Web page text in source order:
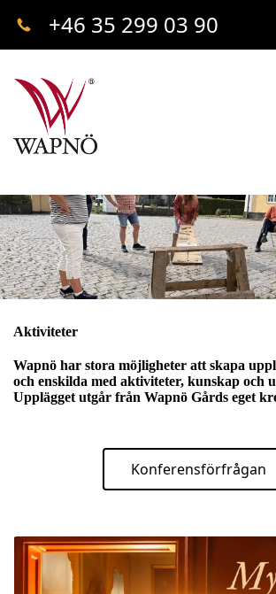
+46 35 299 03 90
Aktiviteter
Wapnö har stora möjligheter att skapa
och enskilda med aktiviteter, kunskap och
Upplägget utgår från Wapnö Gårds eget
Konferensförfrågan